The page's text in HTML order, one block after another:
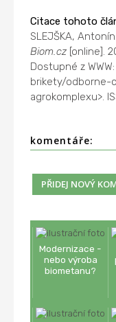
Citace tohoto
SLEJŠKA,
Biom.cz [online].
Dostupné z
brikety/odborne-
agrokomplexu>.
komentáře:
Modernizace -
nebo výroba
biometanu?